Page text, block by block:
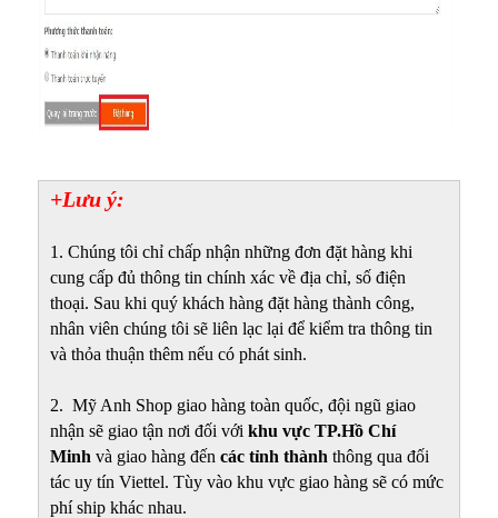
+Lưu ý:
1. Chúng tôi chỉ chấp nhận những đơn đặt hàng khi
cung cấp đủ thông tin chính xác về địa chỉ, số điện
thoại. Sau khi quý khách hàng đặt hàng thành công,
nhân viên chúng tôi sẽ liên lạc lại để kiểm tra thông tin
và thỏa thuận thêm nếu có phát sinh.
2. Mỹ Anh Shop giao hàng toàn quốc, đội ngũ giao
nhận sẽ giao tận nơi đối vớikhu vực TP.Hồ Chí
Minh và giao hàng đếncác tỉnh thành thông qua đối
tác uy tín Viettel. Tùy vào khu vực giao hàng sẽ có mức
phí ship khác nhau.